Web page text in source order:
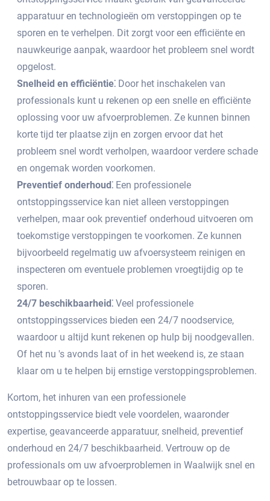
apparatuur en technologieën om verstoppingen op te
sporen en te verhelpen.​ Dit zorgt voor een efficiënte en
nauwkeurige aanpak, waardoor het probleem snel wordt
opgelost.​
Snelheid en efficiëntie⁚ Door het inschakelen van
professionals kunt u rekenen op een snelle en efficiënte
oplossing voor uw afvoerproblemen.​ Ze kunnen binnen
korte tijd ter plaatse zijn en zorgen ervoor dat het
probleem snel wordt verholpen, waardoor verdere schade
en ongemak worden voorkomen.​
Preventief onderhoud⁚ Een professionele
ontstoppingsservice kan niet alleen verstoppingen
verhelpen, maar ook preventief onderhoud uitvoeren om
toekomstige verstoppingen te voorkomen.​ Ze kunnen
bijvoorbeeld regelmatig uw afvoersysteem reinigen en
inspecteren om eventuele problemen vroegtijdig op te
sporen.​
24/7 beschikbaarheid⁚ Veel professionele
ontstoppingsservices bieden een 24/7 noodservice,
waardoor u altijd kunt rekenen op hulp bij noodgevallen.​
Of het nu 's avonds laat of in het weekend is, ze staan
klaar om u te helpen bij ernstige verstoppingsproblemen.​
Kortom, het inhuren van een professionele
ontstoppingsservice biedt vele voordelen, waaronder
expertise, geavanceerde apparatuur, snelheid, preventief
onderhoud en 24/7 beschikbaarheid.​ Vertrouw op de
professionals om uw afvoerproblemen in Waalwijk snel en
betrouwbaar op te lossen.